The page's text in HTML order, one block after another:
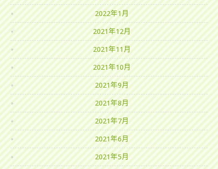
2022年1月
2021年12月
2021年11月
2021年10月
2021年9月
2021年8月
2021年7月
2021年6月
2021年5月